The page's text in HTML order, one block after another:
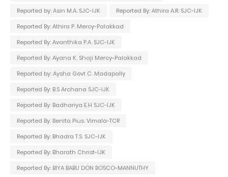
Reported by: Asin M.A. SJC-IJK
Reported By: Athira A.R. SJC-IJK
Reported By: Athira P. Mercy-Palakkad
Reported By: Avanthika P.A. SJC-IJK
Reported By: Ayana K. Shaji Mercy-Palakkad
Reported by: Aysha Govt C. Madapally
Reported By: B.S Archana SJC-IJK
Reported By: Badhariya E.H SJC-IJK
Reported By: Benita Pius. Vimala-TCR
Reported By: Bhadra T.S. SJC-IJK
Reported By: Bharath Christ-IJK
Reported By: BIYA BABU DON BOSCO-MANNUTHY